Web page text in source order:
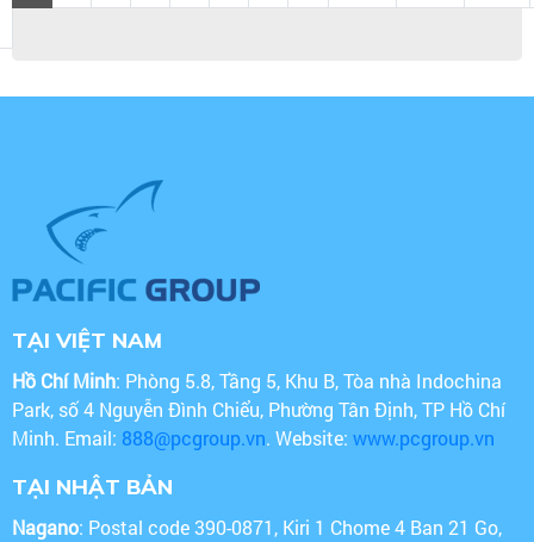
TẠI VIỆT NAM
Hồ Chí Minh: Phòng 5.8, Tầng 5, Khu B, Tòa nhà Indochina
Park, số 4 Nguyễn Đình Chiểu, Phường Tân Định, TP Hồ Chí
Minh. Email: 888@pcgroup.vn. Website: www.pcgroup.vn
TẠI NHẬT BẢN
Nagano: Postal code 390-0871, Kiri 1 Chome 4 Ban 21 Go,